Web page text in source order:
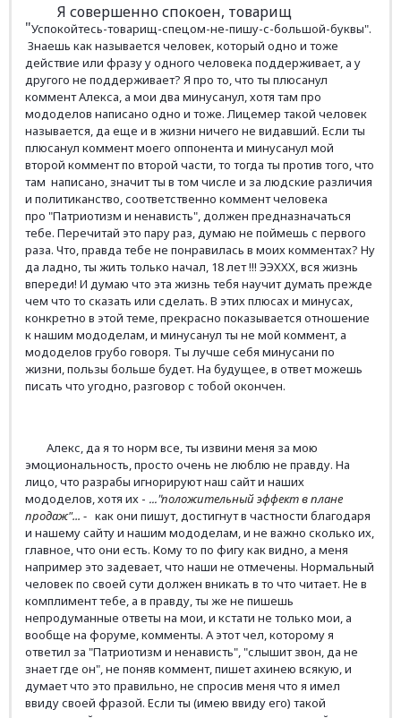
Я совершенно спокоен, товарищ
"Успокойтесь-товарищ-спецом-не-пишу-с-большой-буквы".
Знаешь как называется человек, который одно и тоже
действие или фразу у одного человека поддерживает, а у
другого не поддерживает? Я про то, что ты плюсанул
коммент Алекса, а мои два минусанул, хотя там про
мододелов написано одно и тоже. Лицемер такой человек
называется, да еще и в жизни ничего не видавший. Если ты
плюсанул коммент моего оппонента и минусанул мой
второй коммент по второй части, то тогда ты против того, что
там написано, значит ты в том числе и за людские различия
и политиканство, соответственно коммент человека
про "Патриотизм и ненависть", должен предназначаться
тебе. Перечитай это пару раз, думаю не поймешь с первого
раза. Что, правда тебе не понравилась в моих комментах? Ну
да ладно, ты жить только начал, 18 лет !!! ЭЭХХХ, вся жизнь
впереди! И думаю что эта жизнь тебя научит думать прежде
чем что то сказать или сделать. В этих плюсах и минусах,
конкретно в этой теме, прекрасно показывается отношение
к нашим мододелам, и минусанул ты не мой коммент, а
мододелов грубо говоря. Ты лучше себя минусани по
жизни, пользы больше будет. На будущее, в ответ можешь
писать что угодно, разговор с тобой окончен.
Алекс, да я то норм все, ты извини меня за мою
эмоциональность, просто очень не люблю не правду. На
лицо, что разрабы игнорируют наш сайт и наших
мододелов, хотя их - ..."положительный эффект в плане
продаж"... - как они пишут, достигнут в частности благодаря
и нашему сайту и нашим мододелам, и не важно сколько их,
главное, что они есть. Кому то по фигу как видно, а меня
например это задевает, что наши не отмечены. Нормальный
человек по своей сути должен вникать в то что читает. Не в
комплимент тебе, а в правду, ты же не пишешь
непродуманные ответы на мои, и кстати не только мои, а
вообще на форуме, комменты. А этот чел, которому я
ответил за "Патриотизм и ненависть", "слышит звон, да не
знает где он", не поняв коммент, пишет ахинею всякую, и
думает что это правильно, не спросив меня что я имел
ввиду своей фразой. Если ты (имею ввиду его) такой